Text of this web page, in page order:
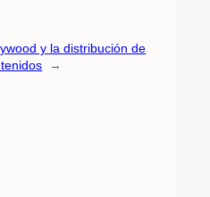
y la distribución de
→